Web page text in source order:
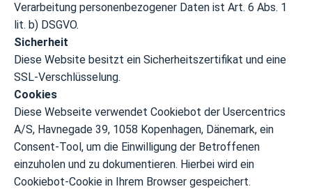
Verarbeitung personenbezogener Daten ist Art. 6 Abs. 1
lit. b) DSGVO.
Sicherheit
Diese Website besitzt ein Sicherheitszertifikat und eine
SSL-Verschlüsselung.
Cookies
Diese Webseite verwendet Cookiebot der Usercentrics
A/S, Havnegade 39, 1058 Kopenhagen, Dänemark, ein
Consent-Tool, um die Einwilligung der Betroffenen
einzuholen und zu dokumentieren. Hierbei wird ein
Cookiebot-Cookie in Ihrem Browser gespeichert.